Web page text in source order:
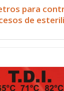
para
de